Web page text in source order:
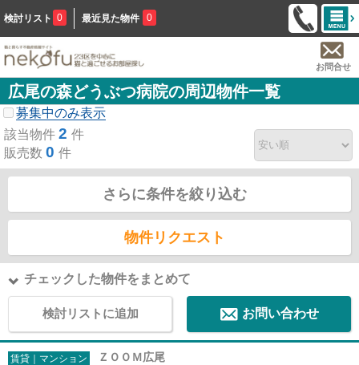
検討リスト 0 最近見た物件 0
お問合せ
広尾の森どうぶつ病院の周辺物件一覧
募集中のみ表示
該当物件 2 件
販売数 0 件
さらに条件を絞り込む
物件リクエスト
チェックした物件をまとめて
検討リストに追加 お問い合わせ
賃貸｜マンション ＺＯＯＭ広尾